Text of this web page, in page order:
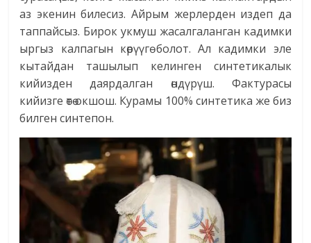
аз экенин билесиз. Айрым жерлерден издеп да
таппайсыз. Бирок укмуш жасалгаланган кадимки
ыргыз калпагын көрүүгө болот. Ал кадимки эле
кытайдан ташылып келинген синтетикалык
кийизден даярдалган өндүрүш. Фактурасы
кийизге өтө окшош. Курамы 100% синтетика же биз
билген синтепон.